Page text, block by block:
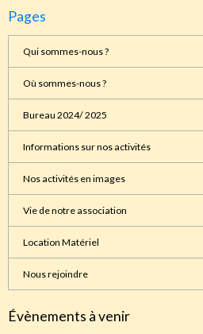
Pages
Qui sommes-nous ?
Où sommes-nous ?
Bureau 2024/ 2025
Informations sur nos activités
Nos activités en images
Vie de notre association
Location Matériel
Nous rejoindre
Évènements à venir